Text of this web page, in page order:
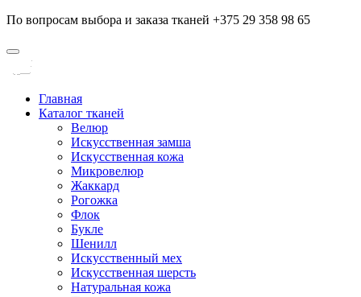
По вопросам выбора и заказа тканей +375 29 358 98 65
Главная
Каталог тканей
Велюр
Искусственная замша
Искусственная кожа
Микровелюр
Жаккард
Рогожка
Флок
Букле
Шенилл
Искусственный мех
Искусственная шерсть
Натуральная кожа